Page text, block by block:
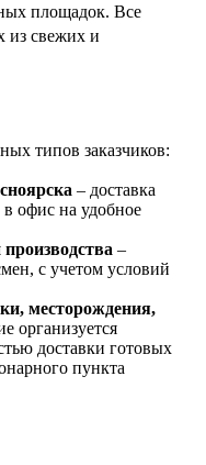
площадок. Все
из свежих и
типов заказчиков:
– доставка
офис на удобное
–
с учетом условий
месторождения,
организуется
доставки готовых
пункта